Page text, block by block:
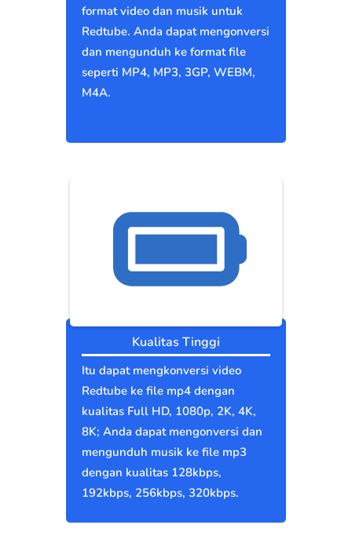
format video dan musik untuk
Redtube. Anda dapat mengonversi
dan mengunduh ke format file
seperti MP4, MP3, 3GP, WEBM,
M4A.
Kualitas Tinggi
Itu dapat mengkonversi video
Redtube ke file mp4 dengan
kualitas Full HD, 1080p, 2K, 4K,
8K; Anda dapat mengonversi dan
mengunduh musik ke file mp3
dengan kualitas 128kbps,
192kbps, 256kbps, 320kbps.